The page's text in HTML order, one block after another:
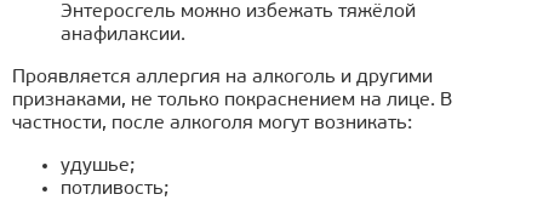
Энтеросгель можно избежать тяжёлой
анафилаксии.
Проявляется аллергия на алкоголь и другими
признаками, не только покраснением на лице. В
частности, после алкоголя могут возникать:
удушье;
потливость;